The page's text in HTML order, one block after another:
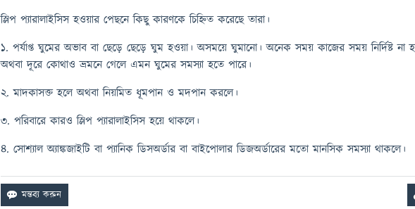
স্লিপ প্যারালাইসিস হওয়ার পেছনে কিছু কারণকে চিহ্নিত করেছে তারা।
১. পর্যাপ্ত ঘুমের অভাব বা ছেড়ে ছেড়ে ঘুম হওয়া। অসময়ে ঘুমানো। অনেক সময় কাজের সময় নির্দিষ্ট না
অথবা দূরে কোথাও ভ্রমনে গেলে এমন ঘুমের সমস্যা হতে পারে।
২. মাদকাসক্ত হলে অথবা নিয়মিত ধূমপান ও মদপান করলে।
৩. পরিবারে কারও স্লিপ প্যারালাইসিস হয়ে থাকলে।
৪. সোশ্যাল অ্যাঙ্কজাইটি বা প্যানিক ডিসঅর্ডার বা বাইপোলার ডিজঅর্ডারের মতো মানসিক সমস্যা থাকলে।